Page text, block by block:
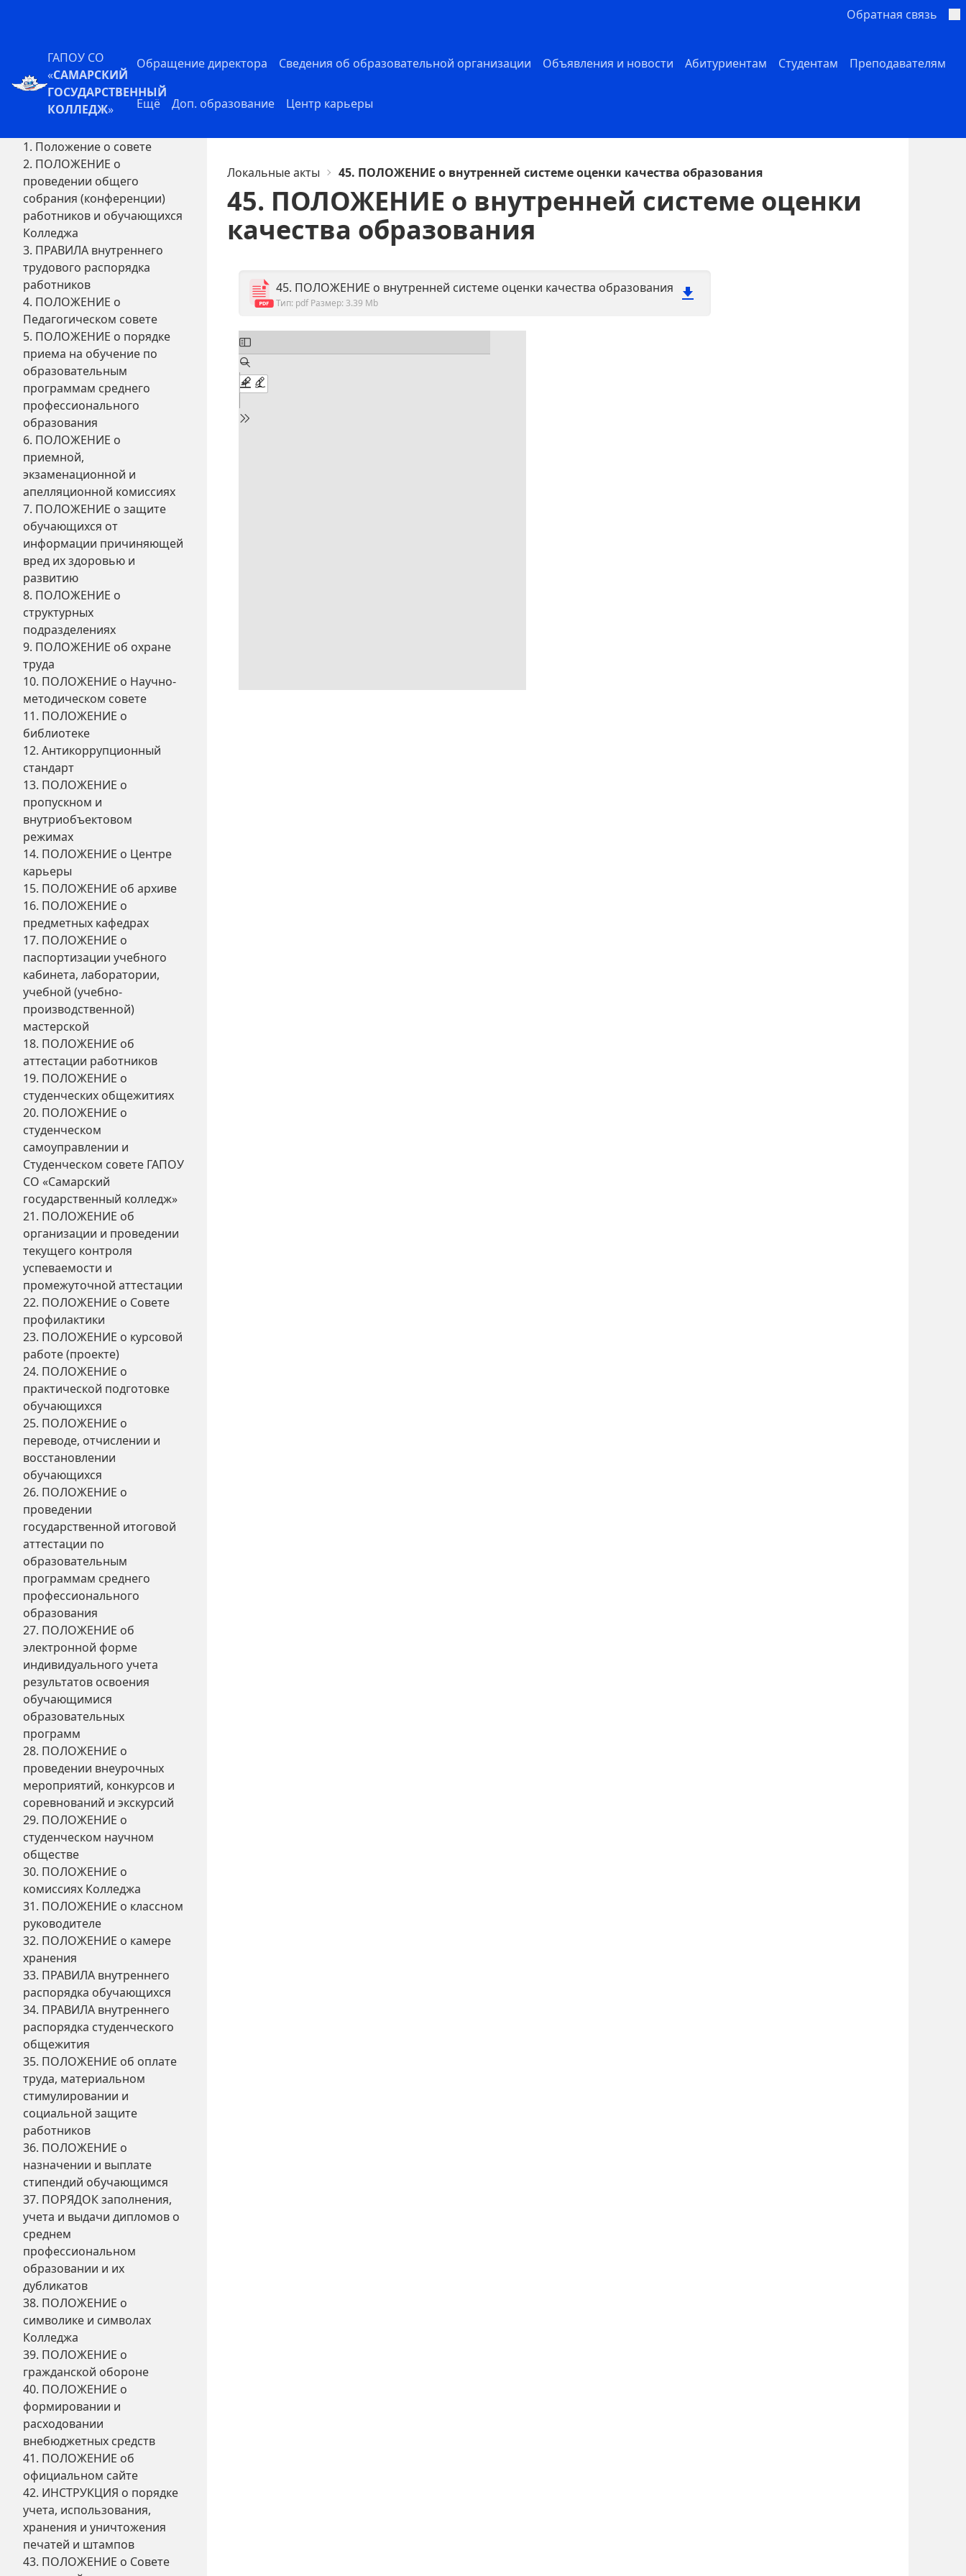
Обратная связь
ГАПОУ СО
«САМАРСКИЙ
ГОСУДАРСТВЕННЫЙ
КОЛЛЕДЖ»
Обращение директора Сведения об образовательной организации Объявления и новости Абитуриентам Студентам Преподавателям
Ещё Доп. образование Центр карьеры
1. Положение о совете
2. ПОЛОЖЕНИЕ о
проведении общего
собрания (конференции)
работников и обучающихся
Колледжа
3. ПРАВИЛА внутреннего
трудового распорядка
работников
4. ПОЛОЖЕНИЕ о
Педагогическом совете
5. ПОЛОЖЕНИЕ о порядке
приема на обучение по
образовательным
программам среднего
профессионального
образования
6. ПОЛОЖЕНИЕ о
приемной,
экзаменационной и
апелляционной комиссиях
7. ПОЛОЖЕНИЕ о защите
обучающихся от
информации причиняющей
вред их здоровью и
развитию
8. ПОЛОЖЕНИЕ о
структурных
подразделениях
9. ПОЛОЖЕНИЕ об охране
труда
10. ПОЛОЖЕНИЕ о Научно-
методическом совете
11. ПОЛОЖЕНИЕ о
библиотеке
12. Антикоррупционный
стандарт
13. ПОЛОЖЕНИЕ о
пропускном и
внутриобъектовом
режимах
14. ПОЛОЖЕНИЕ о Центре
карьеры
15. ПОЛОЖЕНИЕ об архиве
16. ПОЛОЖЕНИЕ о
предметных кафедрах
17. ПОЛОЖЕНИЕ о
паспортизации учебного
кабинета, лаборатории,
учебной (учебно-
производственной)
мастерской
18. ПОЛОЖЕНИЕ об
аттестации работников
19. ПОЛОЖЕНИЕ о
студенческих общежитиях
20. ПОЛОЖЕНИЕ о
студенческом
самоуправлении и
Студенческом совете ГАПОУ
СО «Самарский
государственный колледж»
21. ПОЛОЖЕНИЕ об
организации и проведении
текущего контроля
успеваемости и
промежуточной аттестации
22. ПОЛОЖЕНИЕ о Совете
профилактики
23. ПОЛОЖЕНИЕ о курсовой
работе (проекте)
24. ПОЛОЖЕНИЕ о
практической подготовке
обучающихся
25. ПОЛОЖЕНИЕ о
переводе, отчислении и
восстановлении
обучающихся
26. ПОЛОЖЕНИЕ о
проведении
государственной итоговой
аттестации по
образовательным
программам среднего
профессионального
образования
27. ПОЛОЖЕНИЕ об
электронной форме
индивидуального учета
результатов освоения
обучающимися
образовательных
программ
28. ПОЛОЖЕНИЕ о
проведении внеурочных
мероприятий, конкурсов и
соревнований и экскурсий
29. ПОЛОЖЕНИЕ о
студенческом научном
обществе
30. ПОЛОЖЕНИЕ о
комиссиях Колледжа
31. ПОЛОЖЕНИЕ о классном
руководителе
32. ПОЛОЖЕНИЕ о камере
хранения
33. ПРАВИЛА внутреннего
распорядка обучающихся
34. ПРАВИЛА внутреннего
распорядка студенческого
общежития
35. ПОЛОЖЕНИЕ об оплате
труда, материальном
стимулировании и
социальной защите
работников
36. ПОЛОЖЕНИЕ о
назначении и выплате
стипендий обучающимся
37. ПОРЯДОК заполнения,
учета и выдачи дипломов о
среднем
профессиональном
образовании и их
дубликатов
38. ПОЛОЖЕНИЕ о
символике и символах
Колледжа
39. ПОЛОЖЕНИЕ о
гражданской обороне
40. ПОЛОЖЕНИЕ о
формировании и
расходовании
внебюджетных средств
41. ПОЛОЖЕНИЕ об
официальном сайте
42. ИНСТРУКЦИЯ о порядке
учета, использования,
хранения и уничтожения
печатей и штампов
43. ПОЛОЖЕНИЕ о Совете
Локальные акты 45. ПОЛОЖЕНИЕ о внутренней системе оценки качества образования
45. ПОЛОЖЕНИЕ о внутренней системе оценки
качества образования
45. ПОЛОЖЕНИЕ о внутренней системе оценки качества образования
Тип: pdf Размер: 3.39 Mb